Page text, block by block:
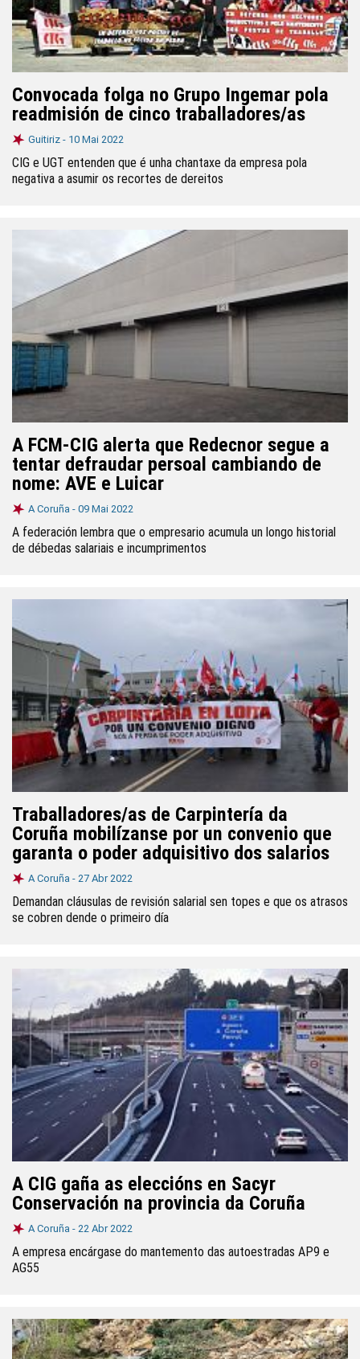
Convocada folga no Grupo Ingemar pola
readmisión de cinco traballadores/as
Guitiriz - 10 Mai 2022
CIG e UGT entenden que é unha chantaxe da empresa pola
negativa a asumir os recortes de dereitos
A FCM-CIG alerta que Redecnor segue a
tentar defraudar persoal cambiando de
nome: AVE e Luicar
A Coruña - 09 Mai 2022
A federación lembra que o empresario acumula un longo historial
de débedas salariais e incumprimentos
Traballadores/as de Carpintería da
Coruña mobilízanse por un convenio que
garanta o poder adquisitivo dos salarios
A Coruña - 27 Abr 2022
Demandan cláusulas de revisión salarial sen topes e que os atrasos
se cobren dende o primeiro día
A CIG gaña as eleccións en Sacyr
Conservación na provincia da Coruña
A Coruña - 22 Abr 2022
A empresa encárgase do mantemento das autoestradas AP9 e
AG55